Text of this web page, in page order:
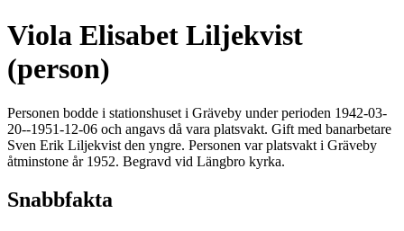
Viola Elisabet Liljekvist
(person)
Personen bodde i stationshuset i Gräveby under perioden 1942-03-
20--1951-12-06 och angavs då vara platsvakt. Gift med banarbetare
Sven Erik Liljekvist den yngre. Personen var platsvakt i Gräveby
åtminstone år 1952. Begravd vid Längbro kyrka.
Snabbfakta